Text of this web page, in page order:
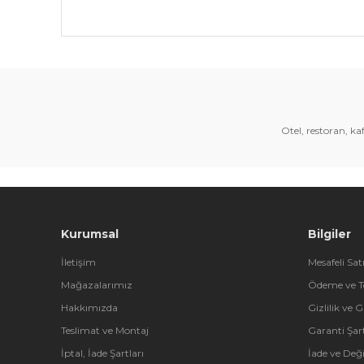
Bu ürünün fiyat bilgisi, resim, ürün
Ürün bilgilerinde hatalar bulunuyor.
Otel, restoran,
Kurumsal
İletişim
Mağazalarımız
Hakkımızda
Teslimat ve Montaj
İptal, İade Şartları
Bilgiler
Mesafeli
Ödeme ve
Gizlilik ve
Garanti
İade ve